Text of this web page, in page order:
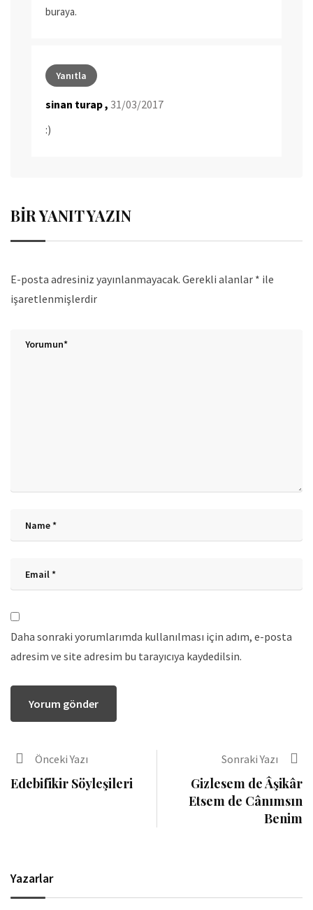
buraya.
Yanıtla
sinan turap , 31/03/2017
:)
BIR YANIT YAZIN
E-posta adresiniz yayınlanmayacak. Gerekli alanlar * ile
işaretlenmişlerdir
Daha sonraki yorumlarımda kullanılması için adım, e-posta
adresim ve site adresim bu tarayıcıya kaydedilsin.
Önceki Yazı
Edebifikir Söyleşileri
Sonraki Yazı
Gizlesem de Âşikâr
Etsem de Cânımsın
Benim
Yazarlar